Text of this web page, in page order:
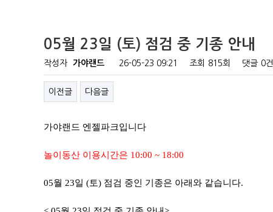
05월 23일 (토) 점검 중 기종 안내
작성자 가야랜드 26-05-23 09:21 조회 815회 댓글 0건
이전글 다음글
가야랜드 엔젤파크입니다
놀이동산 이용시간은 10:00 ~ 18:00
05월 23일 (토) 점검 중인 기종은 아래와 같습니다.